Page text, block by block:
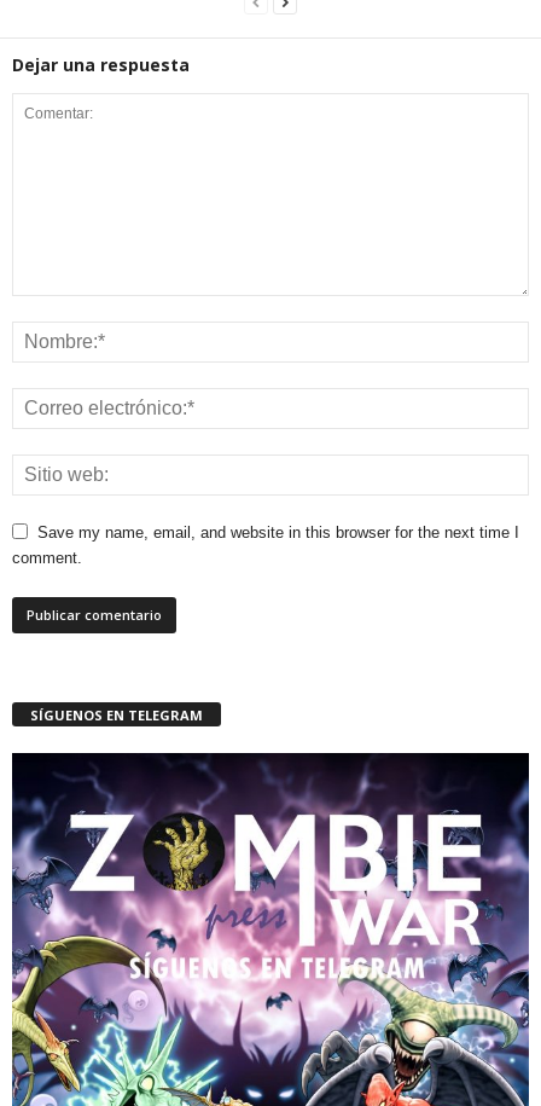
Dejar una respuesta
Save my name, email, and website in this browser for the next time I
comment.
SÍGUENOS EN TELEGRAM